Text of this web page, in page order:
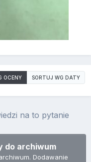
OCENY SORTUJ WG DATY
na to pytanie
do archiwum
Dodawanie